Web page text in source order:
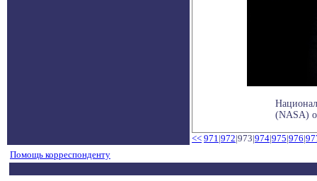
(NASA)
<< 971|972|973|974|975|976|
Помощь корреспонденту